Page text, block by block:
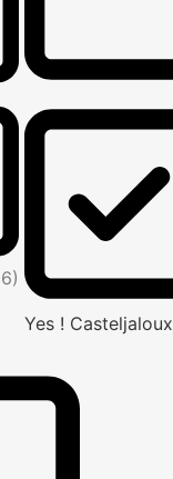
Yes ! Casteljaloux